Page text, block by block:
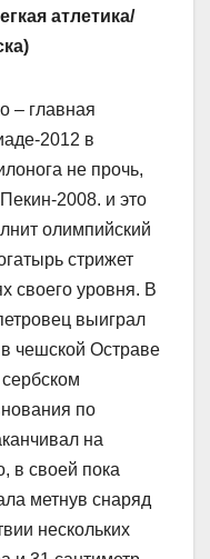
атлетика/
– главная
2012 в
не прочь,
2008. и это
олимпийский
стрижет
своего уровня. В
выиграл
чешской Остраве
по
на
в своей пока
метнув снаряд
нескольких